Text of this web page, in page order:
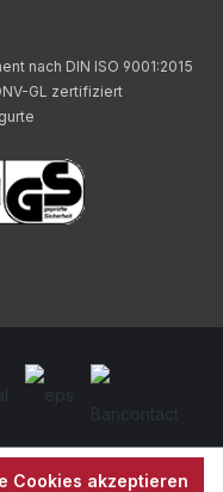
nach DIN ISO 9001:2015
GL zertifiziert
Cookies akzeptieren